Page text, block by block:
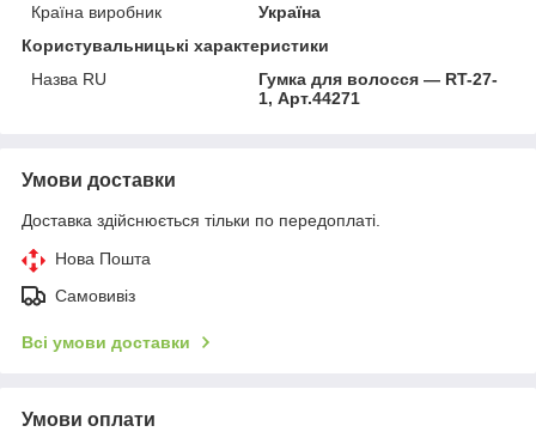
Країна виробник
Україна
Користувальницькі характеристики
Назва RU
Гумка для волосся — RT-27-
1, Арт.44271
Умови доставки
Доставка здійснюється тільки по передоплаті.
Нова Пошта
Самовивіз
Всі умови доставки
Умови оплати